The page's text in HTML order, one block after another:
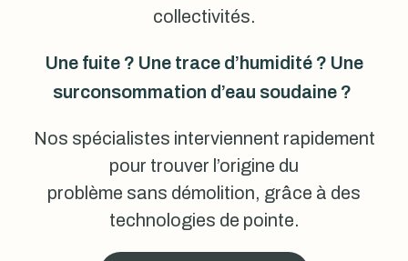
collectivités.
Une fuite ? Une trace d’humidité ? Une
surconsommation d’eau soudaine ?
Nos spécialistes interviennent rapidement
pour trouver l’origine du
problème sans démolition, grâce à des
technologies de pointe.